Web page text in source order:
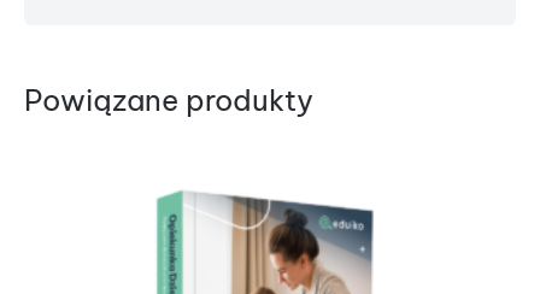
Powiązane produkty